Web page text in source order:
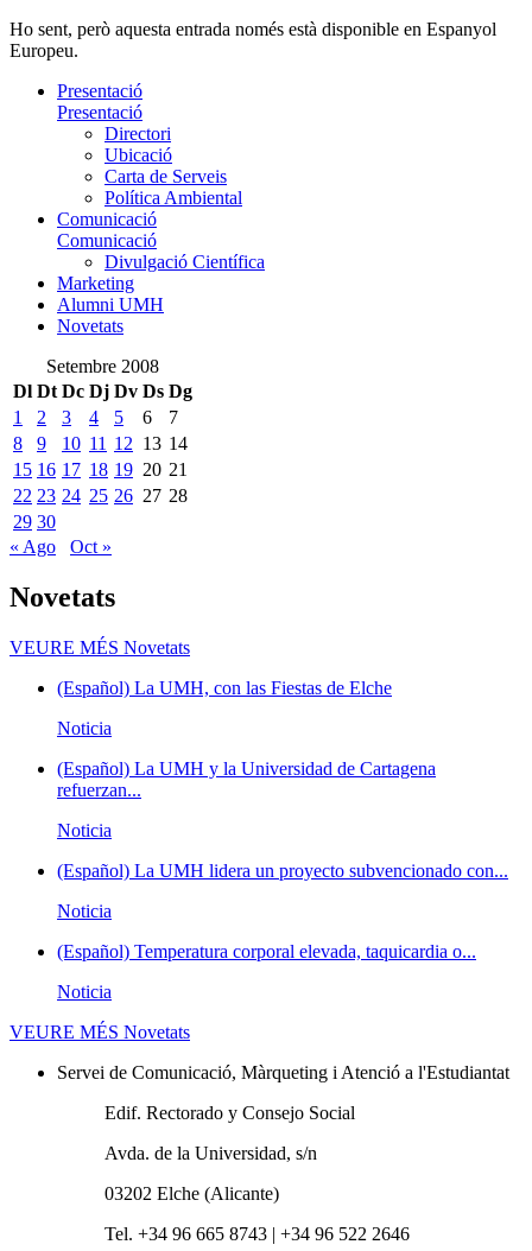
Ho sent, però aquesta entrada només està disponible en Espanyol
Europeu.
Presentació
Presentació
Directori
Ubicació
Carta de Serveis
Política Ambiental
Comunicació
Comunicació
Divulgació Científica
Marketing
Alumni UMH
Novetats
Setembre 2008
Dl Dt Dc Dj Dv Ds Dg
1
2 3 4 5 6
7
8
9 10 11 12 13 14
15 16 17 18 19 20 21
22 23 24 25 26 27 28
29 30
« Ago
Oct »
Novetats
VEURE MÉS Novetats
(Español) La UMH, con las Fiestas de Elche
Noticia
(Español) La UMH y la Universidad de Cartagena
refuerzan...
Noticia
(Español) La UMH lidera un proyecto subvencionado con...
Noticia
(Español) Temperatura corporal elevada, taquicardia o...
Noticia
VEURE MÉS Novetats
Servei de Comunicació, Màrqueting i Atenció a l'Estudiantat
Edif. Rectorado y Consejo Social
Avda. de la Universidad, s/n
03202 Elche (Alicante)
Tel. +34 96 665 8743 | +34 96 522 2646